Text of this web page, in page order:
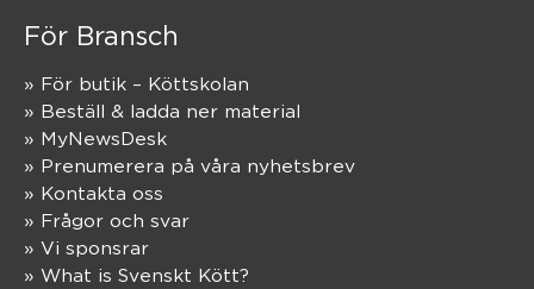
För Bransch
» För butik – Köttskolan
» Beställ & ladda ner material
» MyNewsDesk
» Prenumerera på våra nyhetsbrev
» Kontakta oss
» Frågor och svar
» Vi sponsrar
» What is Svenskt Kött?